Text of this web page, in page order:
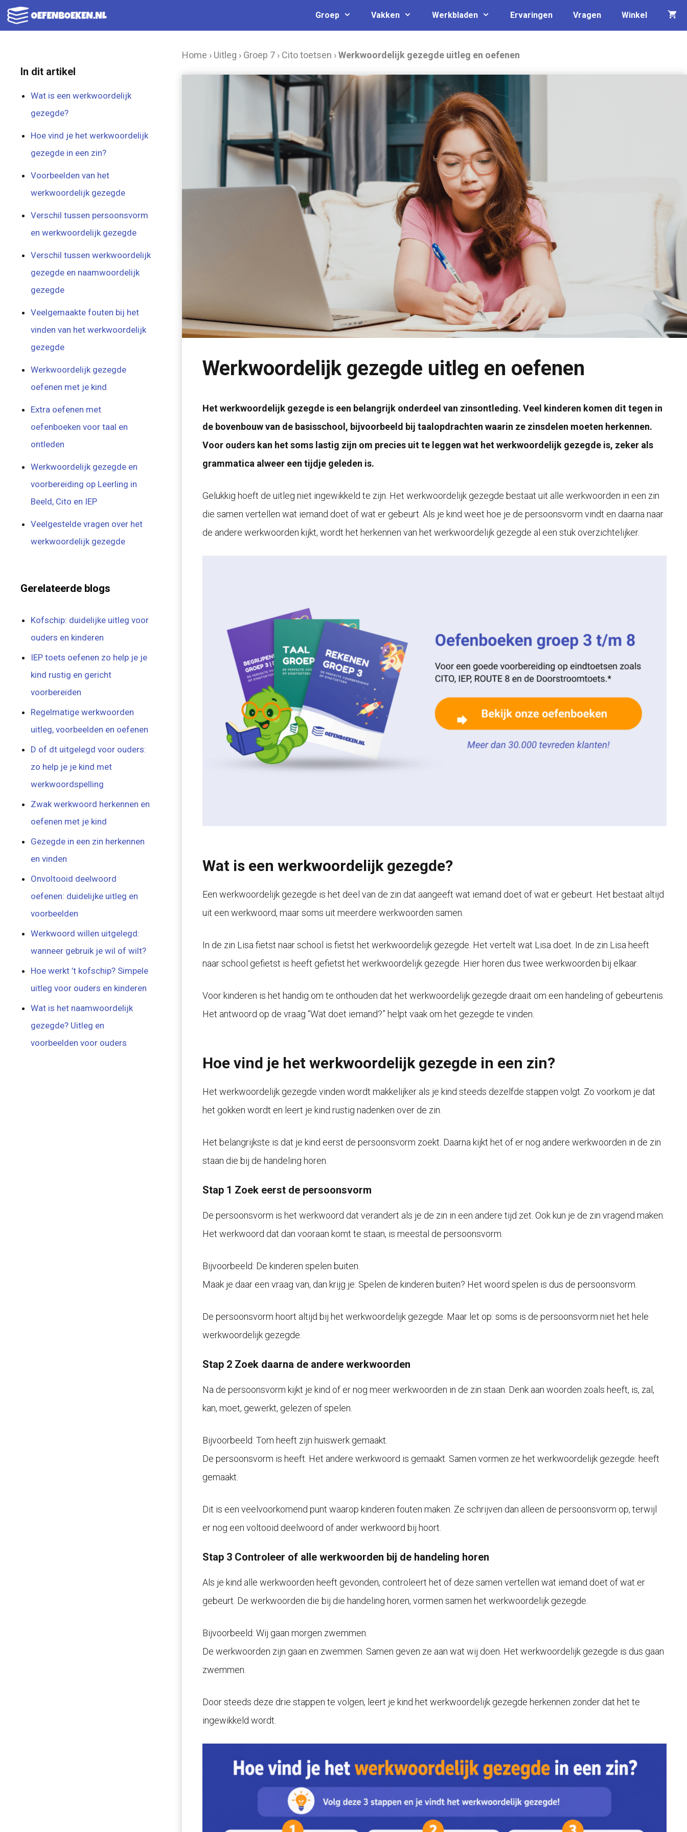
Ga
naar
Groep Vakken Werkbladen Ervaringen Vragen Winkel
Home › Uitleg › Groep 7 › Cito toetsen ›Werkwoordelijk gezegde uitleg en oefenen
Werkwoordelijk gezegde uitleg en oefenen
Het werkwoordelijk gezegde is een belangrijk onderdeel van zinsontleding. Veel kinderen komen dit tegen in
de bovenbouw van de basisschool, bijvoorbeeld bij taalopdrachten waarin ze zinsdelen moeten herkennen.
Voor ouders kan het soms lastig zijn om precies uit te leggen wat het werkwoordelijk gezegde is, zeker als
grammatica alweer een tijdje geleden is.
Gelukkig hoeft de uitleg niet ingewikkeld te zijn. Het werkwoordelijk gezegde bestaat uit alle werkwoorden in een zin
die samen vertellen wat iemand doet of wat er gebeurt. Als je kind weet hoe je de persoonsvorm vindt en daarna naar
de andere werkwoorden kijkt, wordt het herkennen van het werkwoordelijk gezegde al een stuk overzichtelijker.
Wat is een werkwoordelijk gezegde?
Een werkwoordelijk gezegde is het deel van de zin dat aangeeft wat iemand doet of wat er gebeurt. Het bestaat altijd
uit een werkwoord, maar soms uit meerdere werkwoorden samen.
In de zin Lisa fietst naar school is fietst het werkwoordelijk gezegde. Het vertelt wat Lisa doet. In de zin Lisa heeft
naar school gefietst is heeft gefietst het werkwoordelijk gezegde. Hier horen dus twee werkwoorden bij elkaar.
Voor kinderen is het handig om te onthouden dat het werkwoordelijk gezegde draait om een handeling of gebeurtenis.
Het antwoord op de vraag “Wat doet iemand?” helpt vaak om het gezegde te vinden.
Hoe vind je het werkwoordelijk gezegde in een zin?
Het werkwoordelijk gezegde vinden wordt makkelijker als je kind steeds dezelfde stappen volgt. Zo voorkom je dat
het gokken wordt en leert je kind rustig nadenken over de zin.
Het belangrijkste is dat je kind eerst de persoonsvorm zoekt. Daarna kijkt het of er nog andere werkwoorden in de zin
staan die bij de handeling horen.
Stap 1 Zoek eerst de persoonsvorm
De persoonsvorm is het werkwoord dat verandert als je de zin in een andere tijd zet. Ook kun je de zin vragend maken.
Het werkwoord dat dan vooraan komt te staan, is meestal de persoonsvorm.
Bijvoorbeeld: De kinderen spelen buiten.
Maak je daar een vraag van, dan krijg je: Spelen de kinderen buiten? Het woord spelen is dus de persoonsvorm.
De persoonsvorm hoort altijd bij het werkwoordelijk gezegde. Maar let op: soms is de persoonsvorm niet het hele
werkwoordelijk gezegde.
Stap 2 Zoek daarna de andere werkwoorden
Na de persoonsvorm kijkt je kind of er nog meer werkwoorden in de zin staan. Denk aan woorden zoals heeft, is, zal,
kan, moet, gewerkt, gelezen of spelen.
Bijvoorbeeld: Tom heeft zijn huiswerk gemaakt.
De persoonsvorm is heeft. Het andere werkwoord is gemaakt. Samen vormen ze het werkwoordelijk gezegde: heeft
gemaakt.
Dit is een veelvoorkomend punt waarop kinderen fouten maken. Ze schrijven dan alleen de persoonsvorm op, terwijl
er nog een voltooid deelwoord of ander werkwoord bij hoort.
Stap 3 Controleer of alle werkwoorden bij de handeling horen
Als je kind alle werkwoorden heeft gevonden, controleert het of deze samen vertellen wat iemand doet of wat er
gebeurt. De werkwoorden die bij die handeling horen, vormen samen het werkwoordelijk gezegde.
Bijvoorbeeld: Wij gaan morgen zwemmen.
De werkwoorden zijn gaan en zwemmen. Samen geven ze aan wat wij doen. Het werkwoordelijk gezegde is dus gaan
zwemmen.
Door steeds deze drie stappen te volgen, leert je kind het werkwoordelijk gezegde herkennen zonder dat het te
ingewikkeld wordt.
In dit artikel
Wat is een werkwoordelijk
gezegde?
Hoe vind je het werkwoordelijk
gezegde in een zin?
Voorbeelden van het
werkwoordelijk gezegde
Verschil tussen persoonsvorm
en werkwoordelijk gezegde
Verschil tussen werkwoordelijk
gezegde en naamwoordelijk
gezegde
Veelgemaakte fouten bij het
vinden van het werkwoordelijk
gezegde
Werkwoordelijk gezegde
oefenen met je kind
Extra oefenen met
oefenboeken voor taal en
ontleden
Werkwoordelijk gezegde en
voorbereiding op Leerling in
Beeld, Cito en IEP
Veelgestelde vragen over het
werkwoordelijk gezegde
Gerelateerde blogs
Kofschip: duidelijke uitleg voor
ouders en kinderen
IEP toets oefenen zo help je je
kind rustig en gericht
voorbereiden
Regelmatige werkwoorden
uitleg, voorbeelden en oefenen
D of dt uitgelegd voor ouders:
zo help je je kind met
werkwoordspelling
Zwak werkwoord herkennen en
oefenen met je kind
Gezegde in een zin herkennen
en vinden
Onvoltooid deelwoord
oefenen: duidelijke uitleg en
voorbeelden
Werkwoord willen uitgelegd:
wanneer gebruik je wil of wilt?
Hoe werkt ’t kofschip? Simpele
uitleg voor ouders en kinderen
Wat is het naamwoordelijk
gezegde? Uitleg en
voorbeelden voor ouders